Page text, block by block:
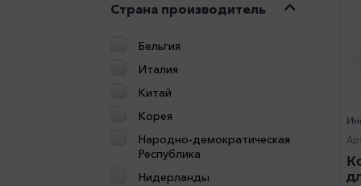
Страна производитель
Бельгия
Италия
Китай
Корея
Народно-демократическая
Республика
Нидерланды